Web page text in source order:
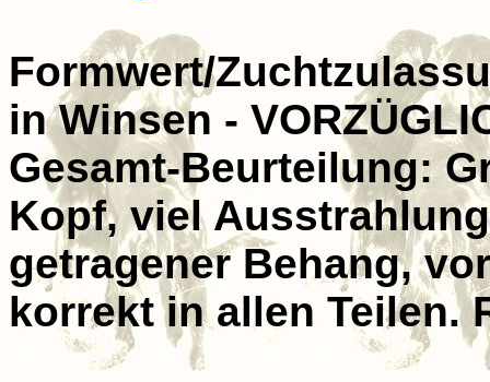
Formwert/
in Winsen -
Gesamt-Beurteilung:
Kopf, viel
getragener Behang,
korrekt in allen Teilen.